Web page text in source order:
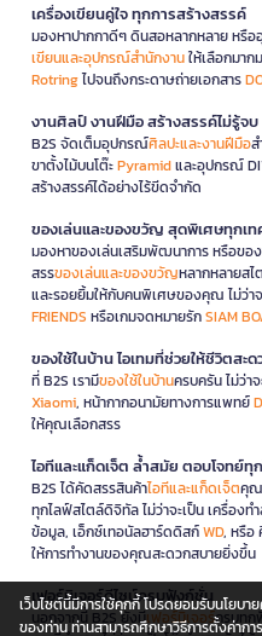
เครื่องเขียนคู่ใจ ทุกการสร้างสรรค์
มองหาปากกาดีๆ ดินสอหลากหลาย หรื
เขียนและอุปกรณ์สำนักงานให้เลือกมา
Rotringไปจนถึงกระดาษถ่ายเอกสาร
งานศิลป์ งานฝีมือ สร้างสรรค์ไม่รู้จบ
B2S จัดเต็มอุปกรณ์ศิลปะและงานฝีมือ
ขาตั้งไม้บนโต๊ะPyramidและอุปกรณ์
สร้างสรรค์ได้อย่างไร้ขีดจำกัด
ของเล่นและของขวัญ สุดพิเศษทุกเ
มองหาของเล่นเสริมพัฒนาการ หรือขอ
สรรของเล่นและของขวัญหลากหลายสไ
และรอยยิ้มให้กับคนพิเศษของคุณ ไม่ว่า
FRIENDS หรือเกมจดหมายรักSIAM
ของใช้ในบ้าน ไอเทมที่ช่วยให้ชีวิตสะ
ที่ B2S เรามีของใช้ในบ้านครบครัน ไม่ว่า
Xiaomi, หน้ากากอนามัยทางการแพทย์
ให้คุณเลือกสรร
ไอทีและแก็ดเจ็ต ล้ำสมัย ตอบโจทย์ทุ
B2S ได้คัดสรรสินค้าไอทีและแก็ดเจ็ตคุณ
ทุกไลฟ์สไตล์ดิจิทัล ไม่ว่าจะเป็น เครื่องท
ข้อมูล, เอ็กซ์เทอนัลฮาร์ดดิสก์WD, หรือ
ให้การทำงานของคุณสะดวกสบายยิ่งขึ้น
เฟอร์นิเจอร์ดีไซน์ครบฟังก์ชั่น
นอกจากนี้ B2S ยังมีเฟอร์นิเจอร์ครบทุก
เว็บไซต์นี้มีการใช้คุกกี้ โปรดยอมรับนโยบ
ของท่าน ท่านสามารถศึกษาวิธีการตั้งค่าก